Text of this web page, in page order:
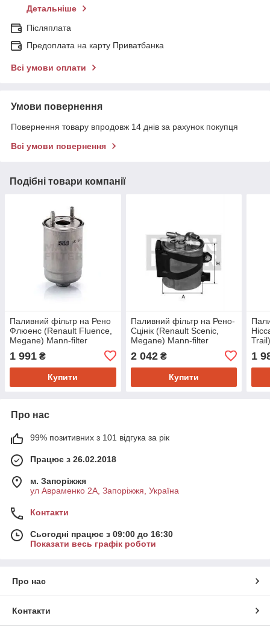
Детальніше
Післяплата
Предоплата на карту Приватбанка
Всі умови оплати
Умови повернення
Повернення товару впродовж 14 днів за рахунок покупця
Всі умови повернення
Подібні товари компанії
Паливний фільтр на Рено
Флюенс (Renault Fluence,
Megane) Mann-filter
1 991 ₴
Купити
Паливний фільтр на Рено-
Сцінік (Renault Scenic,
Megane) Mann-filter
2 042₴
Купити
1
Про нас
99% позитивних з 101 відгука за рік
Працює з 26.02.2018
м. Запоріжжя
ул Авраменко 2А, Запоріжжя, Україна
Контакти
Сьогодні працює з 09:00 до 16:30
Показати весь графік роботи
Про нас
Контакти